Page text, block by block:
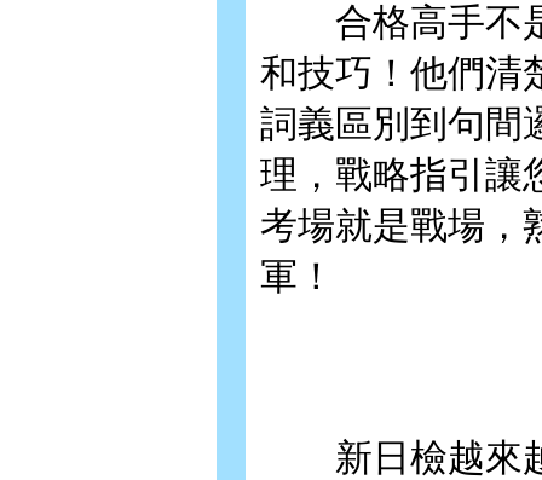
合格高手不是
和技巧！他們清
詞義區別到句間
理，戰略指引讓
考場就是戰場，
軍！
新日檢越來越